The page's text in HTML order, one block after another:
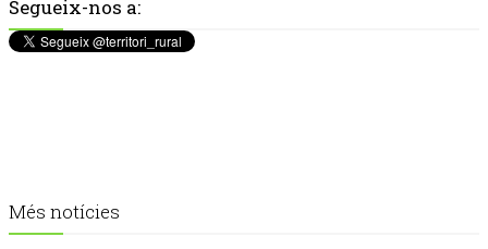
Segueix-nos a:
Més notícies